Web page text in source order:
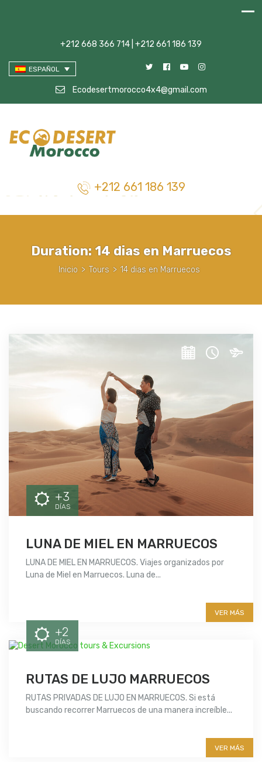
+212 668 366 714 | +212 661 186 139
ESPAÑOL
Ecodesertmorocco4x4@gmail.com
+212 661 186 139
Duration:14 dias en Marruecos
Inicio > Tours > 14 dias en Marruecos
+3
DÍAS
LUNA DE MIEL EN MARRUECOS
LUNA DE MIEL EN MARRUECOS. Viajes organizados por
Luna de Miel en Marruecos. Luna de...
VER MÁS
+2
DÍAS
RUTAS DE LUJO MARRUECOS
RUTAS PRIVADAS DE LUJO EN MARRUECOS. Si está
buscando recorrer Marruecos de una manera increíble...
VER MÁS